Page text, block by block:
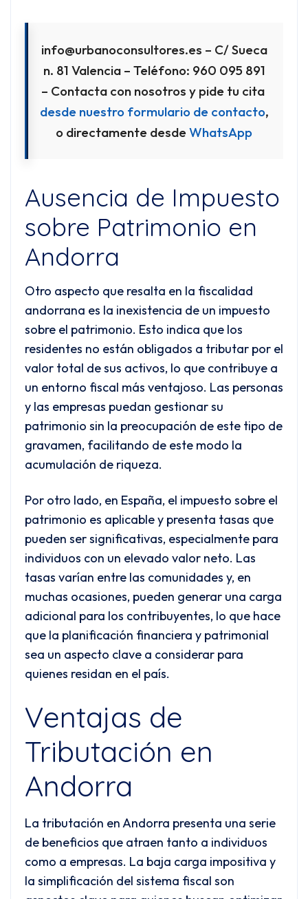
info@urbanoconsultores.es – C/ Sueca
n. 81 Valencia – Teléfono: 960 095 891
– Contacta con nosotros y pide tu cita
desde nuestro formulario de contacto,
o directamente desde WhatsApp
Ausencia de Impuesto
sobre Patrimonio en
Andorra
Otro aspecto que resalta en la fiscalidad
andorrana es la inexistencia de un impuesto
sobre el patrimonio. Esto indica que los
residentes no están obligados a tributar por el
valor total de sus activos, lo que contribuye a
un entorno fiscal más ventajoso. Las personas
y las empresas puedan gestionar su
patrimonio sin la preocupación de este tipo de
gravamen, facilitando de este modo la
acumulación de riqueza.
Por otro lado, en España, el impuesto sobre el
patrimonio es aplicable y presenta tasas que
pueden ser significativas, especialmente para
individuos con un elevado valor neto. Las
tasas varían entre las comunidades y, en
muchas ocasiones, pueden generar una carga
adicional para los contribuyentes, lo que hace
que la planificación financiera y patrimonial
sea un aspecto clave a considerar para
quienes residan en el país.
Ventajas de
Tributación en
Andorra
La tributación en Andorra presenta una serie
de beneficios que atraen tanto a individuos
como a empresas. La baja carga impositiva y
la simplificación del sistema fiscal son